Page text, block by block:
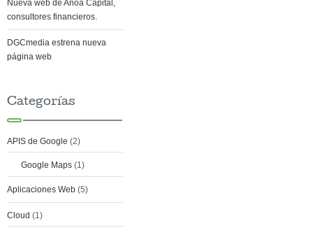
Nueva web de Anoa Capital,
consultores financieros.
DGCmedia estrena nueva
página web
Categorías
APIS de Google (2)
Google Maps (1)
Aplicaciones Web (5)
Cloud (1)